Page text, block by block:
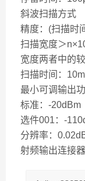
斜波扫描方式
精度：(扫描时
扫描宽度＞
宽度两者中的
扫描时间：
最小可调输出
标准：-20dBm
选件001：-
分辨率：
射频输出连接器